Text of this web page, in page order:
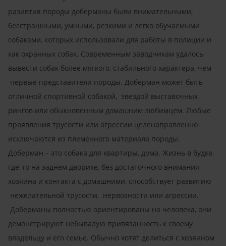
разивтия породы доберманы были внимательными,
бесстрашными, умными, резкими и легко обучаемыми
собаками, которых использовали для работы в полиции и
как охранных собак. Современным заводчикам удалось
вывести собак более мягкого, стабильного характера, чем
первые представители породы. Доберман может быть
отличной спортивной собакой, звездой выставочных
рингов или обыкновенным домашним любимцем. Любые
проявления трусости или агрессии целенаправленно
исключаются из племенного материала породы.
Доберман – это собака для квартиры, дома. Жизнь в будке,
где-то на заднем дворике, без достаточного внимания
хозяина и контакта с домашними, способствует развитию
нежелательной трусости, нервозности или агрессии.
Доберманы полностью ориентированы на человека, они
демонстрируют небывалую привязанность к своему
владельцу и его семье. Обычно хотят делиться с хозяином